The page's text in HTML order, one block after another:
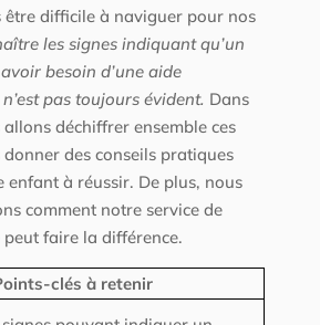
difficile à naviguer pour nos
les signes indiquant qu’un
besoin d’une aide
pas toujours évident. Dans
déchiffrer ensemble ces
des conseils pratiques
enfant à réussir. De plus, nous
comment notre service de
peut faire la différence.
clés à retenir